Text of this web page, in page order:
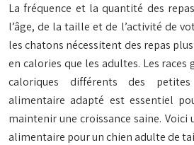
La fréquence et la quantité des
l’âge, de la taille et de l’activité de
les chatons nécessitent des repas
en calories que les adultes. Les races
caloriques différents des
alimentaire adapté est essentiel
maintenir une croissance saine.
alimentaire pour un chien adulte de